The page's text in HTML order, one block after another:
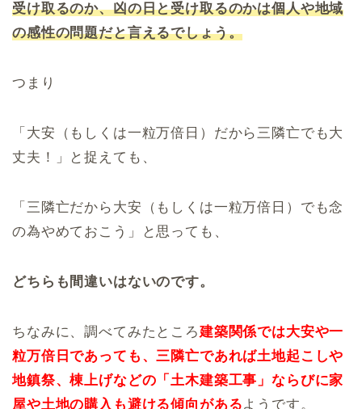
受け取るのか、凶の日と受け取るのかは個人や地域
の感性の問題だと言えるでしょう。
つまり
「大安（もしくは一粒万倍日）だから三隣亡でも大
丈夫！」と捉えても、
「三隣亡だから大安（もしくは一粒万倍日）でも念
の為やめておこう」と思っても、
どちらも間違いはないのです。
ちなみに、調べてみたところ建築関係では大安や一
粒万倍日であっても、三隣亡であれば土地起こしや
地鎮祭、棟上げなどの「土木建築工事」ならびに家
屋や土地の購入も避ける傾向があるようです。